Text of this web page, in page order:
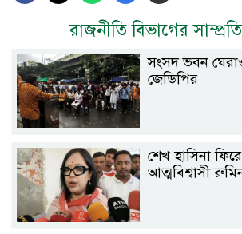
রাজনীতি বিভাগের
সংসদ ভবন
জেডিপির
শেখ হাসিনা
আত্মবিশ্বাসী